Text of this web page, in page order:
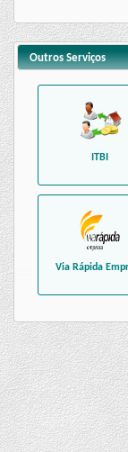
Outros Serviços
ITBI
Via Rápida